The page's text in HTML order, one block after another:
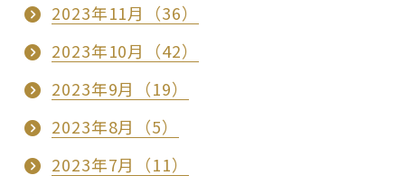
2023年11月（36）
2023年10月（42）
2023年9月（19）
2023年8月（5）
2023年7月（11）